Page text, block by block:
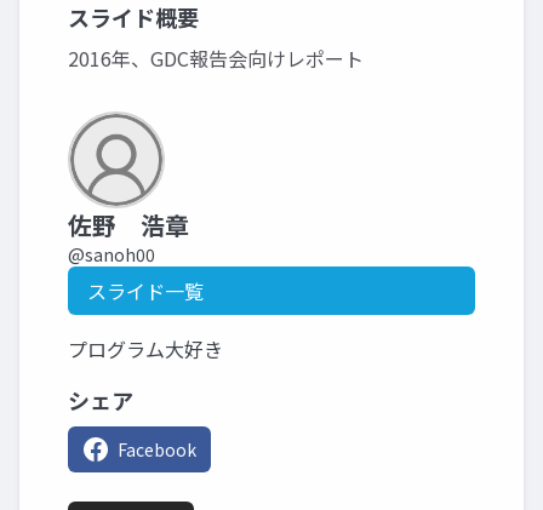
スライド概要
2016年、GDC報告会向けレポート
佐野 浩章
@sanoh00
スライド一覧
プログラム大好き
シェア
Facebook